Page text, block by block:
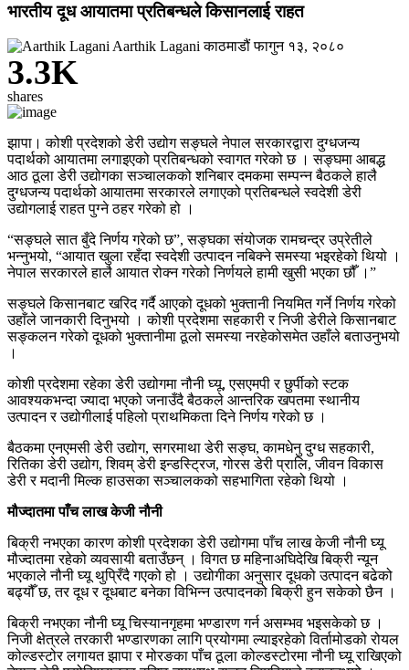
भारतीय दूध आयातमा प्रतिबन्धले किसानलाई राहत
Aarthik Laganiकाठमाडौंफागुन १३, २०८०
3.3K
shares
झापा। कोशी प्रदेशको डेरी उद्योग सङ्घले नेपाल सरकारद्वारा दुग्धजन्य
पदार्थको आयातमा लगाइएको प्रतिबन्धको स्वागत गरेको छ । सङ्घमा आबद्ध
आठ ठूला डेरी उद्योगका सञ्चालकको शनिबार दमकमा सम्पन्न बैठकले हालै
दुग्धजन्य पदार्थको आयातमा सरकारले लगाएको प्रतिबन्धले स्वदेशी डेरी
उद्योगलाई राहत पुग्ने ठहर गरेको हो ।
“सङ्घले सात बुँदे निर्णय गरेको छ”, सङ्घका संयोजक रामचन्द्र उप्रेतीले
भन्नुभयो, “आयात खुला रहँदा स्वदेशी उत्पादन नबिक्ने समस्या भइरहेको थियो ।
नेपाल सरकारले हालै आयात रोक्न गरेको निर्णयले हामी खुसी भएका छौँ ।”
सङ्घले किसानबाट खरिद गर्दै आएको दूधको भुक्तानी नियमित गर्ने निर्णय गरेको
उहाँले जानकारी दिनुभयो । कोशी प्रदेशमा सहकारी र निजी डेरीले किसानबाट
सङ्कलन गरेको दूधको भुक्तानीमा ठूलो समस्या नरहेकोसमेत उहाँले बताउनुभयो
।
कोशी प्रदेशमा रहेका डेरी उद्योगमा नौनी घ्यू, एसएमपी र छुर्पीको स्टक
आवश्यकभन्दा ज्यादा भएको जनाउँदै बैठकले आन्तरिक खपतमा स्थानीय
उत्पादन र उद्योगीलाई पहिलो प्राथमिकता दिने निर्णय गरेको छ ।
बैठकमा एनएमसी डेरी उद्योग, सगरमाथा डेरी सङ्घ, कामधेनु दुग्ध सहकारी,
रितिका डेरी उद्योग, शिवम् डेरी इन्डस्ट्रिज, गोरस डेरी प्रालि, जीवन विकास
डेरी र मदानी मिल्क हाउसका सञ्चालकको सहभागिता रहेको थियो ।
मौज्दातमा पाँच लाख केजी नौनी
बिक्री नभएका कारण कोशी प्रदेशका डेरी उद्योगमा पाँच लाख केजी नौनी घ्यू
मौज्दातमा रहेको व्यवसायी बताउँछन् । विगत छ महिनाअघिदेखि बिक्री न्यून
भएकाले नौनी घ्यू थुप्रिँदै गएको हो । उद्योगीका अनुसार दूधको उत्पादन बढेको
बढ्यौँ छ, तर दूध र दूधबाट बनेका विभिन्न उत्पादनको बिक्री हुन सकेको छैन ।
बिक्री नभएका नौनी घ्यू चिस्यानगृहमा भण्डारण गर्न असम्भव भइसकेको छ ।
निजी क्षेत्रले तरकारी भण्डारणका लागि प्रयोगमा ल्याइरहेको विर्तामोडको रोयल
कोल्डस्टोर लगायत झापा र मोरङका पाँच ठूला कोल्डस्टोरमा नौनी घ्यू राखिएको